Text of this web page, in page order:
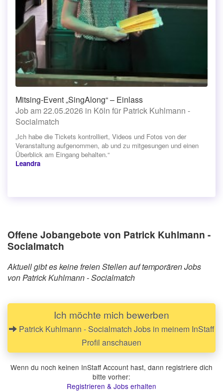
Mitsing-Event „SingAlong“ – Einlass
Job am 22.05.2026 in Köln für Patrick Kuhlmann -
Socialmatch
„Ich habe die Tickets kontrolliert, Videos und Fotos von der
Veranstaltung aufgenommen, ab und zu mitgesungen und einen
Überblick am Eingang behalten.“
Leandra
Offene Jobangebote von Patrick Kuhlmann -
Socialmatch
Aktuell gibt es keine freien Stellen auf temporären Jobs
von Patrick Kuhlmann - Socialmatch
Ich möchte mich bewerben
Patrick Kuhlmann - Socialmatch Jobs in meinem InStaff
Profil anschauen
Wenn du noch keinen InStaff Account hast, dann registriere dich
bitte vorher:
Registrieren & Jobs erhalten